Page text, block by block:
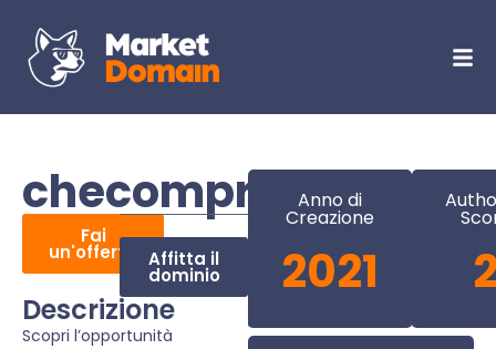
checompro.it
Fai
un'offerta Affitta il
dominio
Descrizione
Scopri l’opportunità
Anno di
Creazione
2021